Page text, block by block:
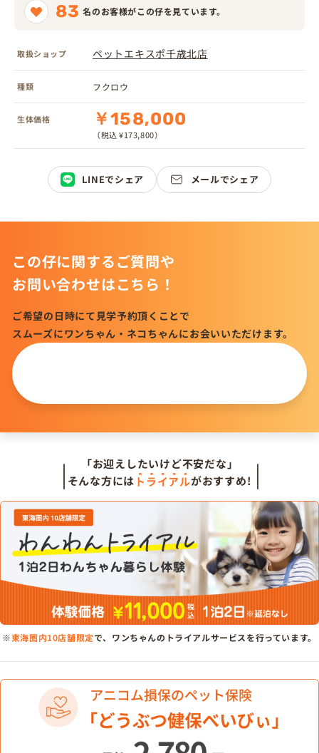
83 名のお客様がこの仔を見ています。
取扱ショップ ペットエキスポ千歳北店
種類 フクロウ
生体価格 ￥158,000
（税込 ¥173,800）
LINEでシェア メールでシェア
この仔に関するご質問や
お問い合わせはこちら！
ご希望の日時にて見学予約頂くことで
スムーズにワンちゃん・ネコちゃんにお会いいただけます。
「お迎えしたいけど不安だな」
そんな方には トライアルがおすすめ!
※東海圏内10店舗限定で、ワンちゃんのトライアルサービスを行っています。